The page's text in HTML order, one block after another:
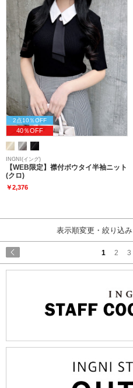
2点10％OFF
40％OFF
INGNI(イング)
【WEB限定】襟付ボウタイ半袖ニット
(クロ)
￥2,376
表示順変更・絞り込み
1 2 3